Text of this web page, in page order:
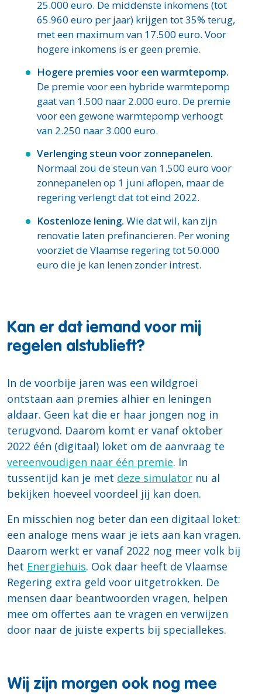
25.000 euro. De middenste inkomens (tot
65.960 euro per jaar) krijgen tot 35% terug,
met een maximum van 17.500 euro. Voor
hogere inkomens is er geen premie.
Hogere premies voor een warmtepomp.
De premie voor een hybride warmtepomp
gaat van 1.500 naar 2.000 euro. De premie
voor een gewone warmtepomp verhoogt
van 2.250 naar 3.000 euro.
Verlenging steun voor zonnepanelen.
Normaal zou de steun van 1.500 euro voor
zonnepanelen op 1 juni aflopen, maar de
regering verlengt dat tot eind 2022.
Kostenloze lening. Wie dat wil, kan zijn
renovatie laten prefinancieren. Per woning
voorziet de Vlaamse regering tot 50.000
euro die je kan lenen zonder intrest.
Kan er dat iemand voor mij
regelen alstublieft?
In de voorbije jaren was een wildgroei
ontstaan aan premies alhier en leningen
aldaar. Geen kat die er haar jongen nog in
terugvond. Daarom komt er vanaf oktober
2022 één (digitaal) loket om de aanvraag te
vereenvoudigen naar één premie. In
tussentijd kan je met deze simulator nu al
bekijken hoeveel voordeel jij kan doen.
En misschien nog beter dan een digitaal loket:
een analoge mens waar je iets aan kan vragen.
Daarom werkt er vanaf 2022 nog meer volk bij
het Energiehuis. Ook daar heeft de Vlaamse
Regering extra geld voor uitgetrokken. De
mensen daar beantwoorden vragen, helpen
mee om offertes aan te vragen en verwijzen
door naar de juiste experts bij speciallekes.
Wij zijn morgen ook nog mee